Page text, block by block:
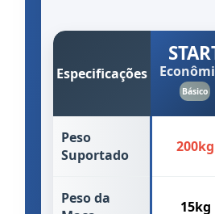
Especificações
Básico
Peso
Suportado
200kg
Peso da
15kg